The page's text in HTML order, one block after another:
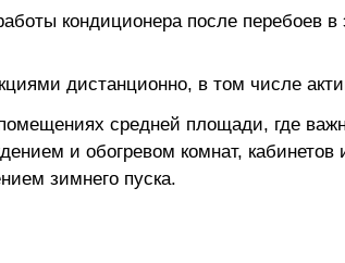
кондиционера после перебоев в
дистанционно, в том числе
средней площади, где
и обогревом комнат,
зимнего пуска.